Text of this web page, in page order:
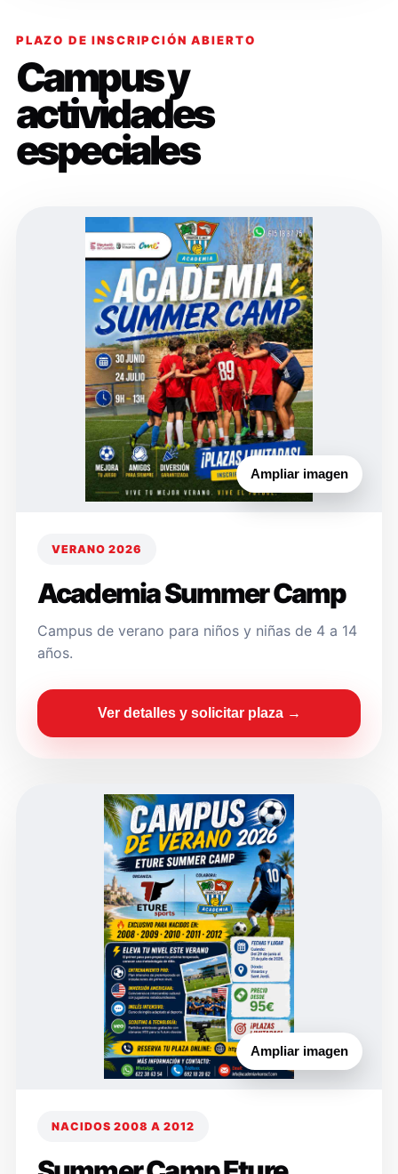
PLAZO DE INSCRIPCIÓN ABIERTO
Campus y
actividades
especiales
Ampliar imagen
VERANO 2026
Academia Summer Camp
Campus de verano para niños y niñas de 4 a 14
años.
Ver detalles y solicitar plaza →
Ampliar imagen
NACIDOS 2008 A 2012